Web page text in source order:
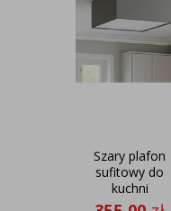
Szary plafon
sufitowy do
kuchni
ALABAMA w